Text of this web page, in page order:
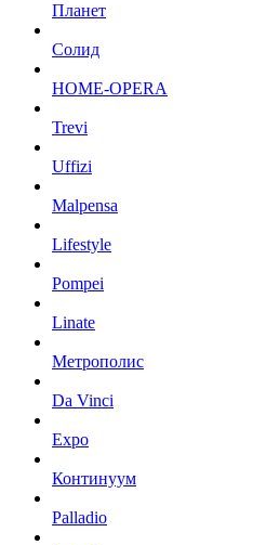
Планет
Солид
HOME-OPERA
Trevi
Uffizi
Malpensa
Lifestyle
Pompei
Linate
Метрополис
Da Vinci
Expo
Континуум
Palladio